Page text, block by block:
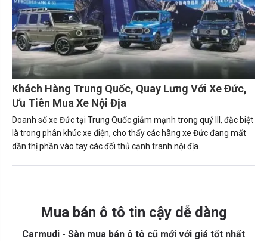
Khách Hàng Trung Quốc, Quay Lưng Với Xe Đức,
Ưu Tiên Mua Xe Nội Địa
Doanh số xe Đức tại Trung Quốc giảm mạnh trong quý III, đặc biệt
là trong phân khúc xe điện, cho thấy các hãng xe Đức đang mất
dần thị phần vào tay các đối thủ cạnh tranh nội địa.
Mua bán ô tô tin cậy dễ dàng
Carmudi - Sàn mua bán ô tô cũ mới với giá tốt nhất